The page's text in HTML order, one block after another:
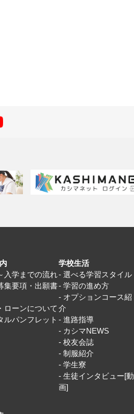
入学までの流れ
集要項・出願書
ローンについて
ルパンフレット
学校生活
選べる学習スタイル
学習の進め方
オプションコース紹
介
進路指導
カシマNEWS
校友会誌
制服紹介
学生寮
生徒インタビュー[動
画]